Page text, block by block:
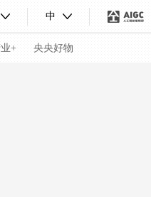
中
+ 央央好物